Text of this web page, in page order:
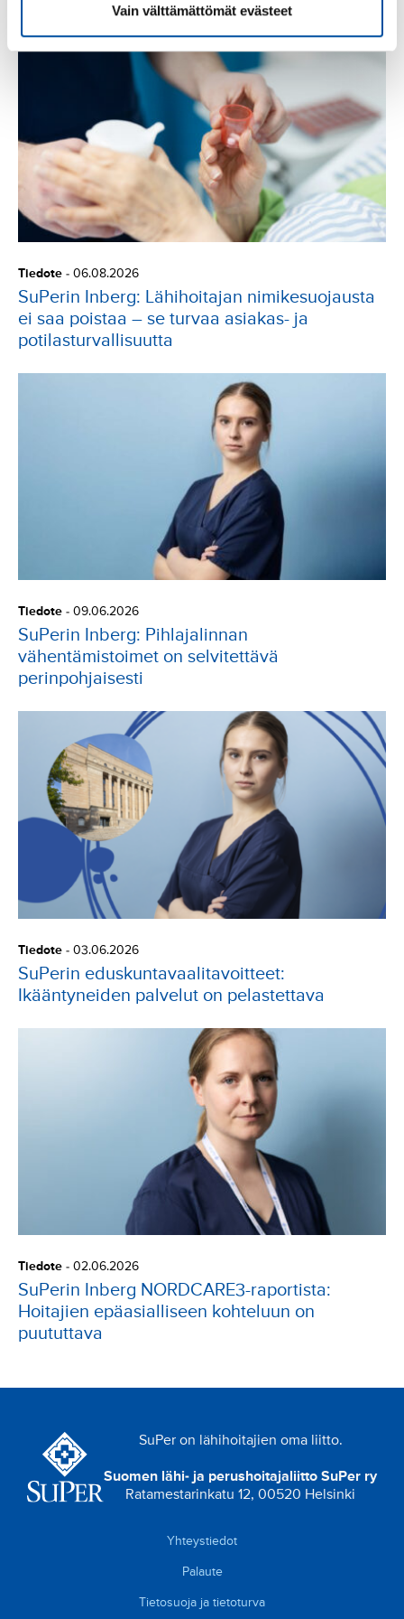
Vain välttämättömät evästeet
Tiedote - 06.08.2026
SuPerin Inberg: Lähihoitajan nimikesuojausta
ei saa poistaa – se turvaa asiakas- ja
potilasturvallisuutta
Tiedote - 09.06.2026
SuPerin Inberg: Pihlajalinnan
vähentämistoimet on selvitettävä
perinpohjaisesti
Tiedote - 03.06.2026
SuPerin eduskuntavaalitavoitteet:
Ikääntyneiden palvelut on pelastettava
Tiedote - 02.06.2026
SuPerin Inberg NORDCARE3-raportista:
Hoitajien epäasialliseen kohteluun on
puututtava
SuPer on lähihoitajien oma liitto.
Suomen lähi- ja perushoitajaliitto SuPer ry
Ratamestarinkatu 12, 00520 Helsinki
Yhteystiedot
Palaute
Tietosuoja ja tietoturva